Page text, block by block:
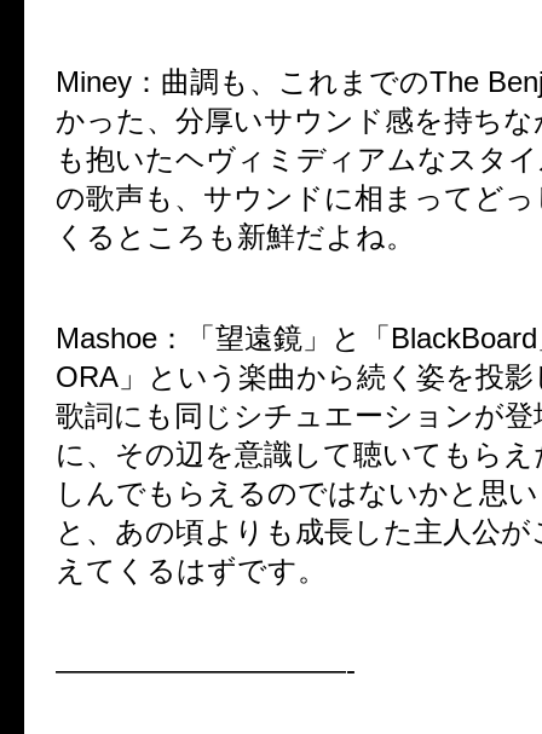
Miney ： 曲調も、これまでのThe
かった、分厚いサウンド感を持ち
も抱いたヘヴィミディアムなスタ
の歌声も、サウンドに相まってど
くるところも新鮮だよね。
Mashoe ：
「望遠鏡」と「
ORA」という楽曲から続く姿を投
歌詞にも同じシチュエーションが
に、その辺を意識して聴いてもら
しんでもらえるのではないかと思
と、あの頃よりも成長した主人公
えてくるはずです。
——————————-